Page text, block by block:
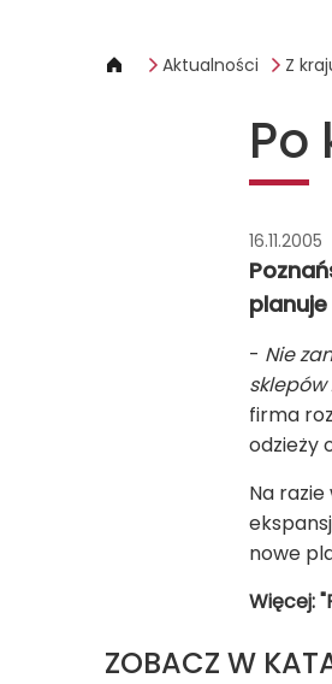
Aktualności Z
16.11.2005
- Nie
sklepów
firma
odzieży
Na razie
nowe
Więcej:
ZOBACZ W